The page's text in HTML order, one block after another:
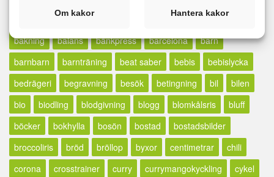
ätstörningar
bäbis bada
bågskytte
bakning
balans bänkpress barcelona
barn
barnbarn
barnträning beat saber bebis
bebislycka
bedrägeri
begravning besök betingning bil
bilen
bio
biodling blodgivning blogg blomkålsris
bluff
böcker
bokhylla bosön bostad
bostadsbilder
broccoliris
bröd bröllop byxor centimetrar
chili
corona
crosstrainer curry currymangokyckling
cykel
Om kakor Hantera kakor